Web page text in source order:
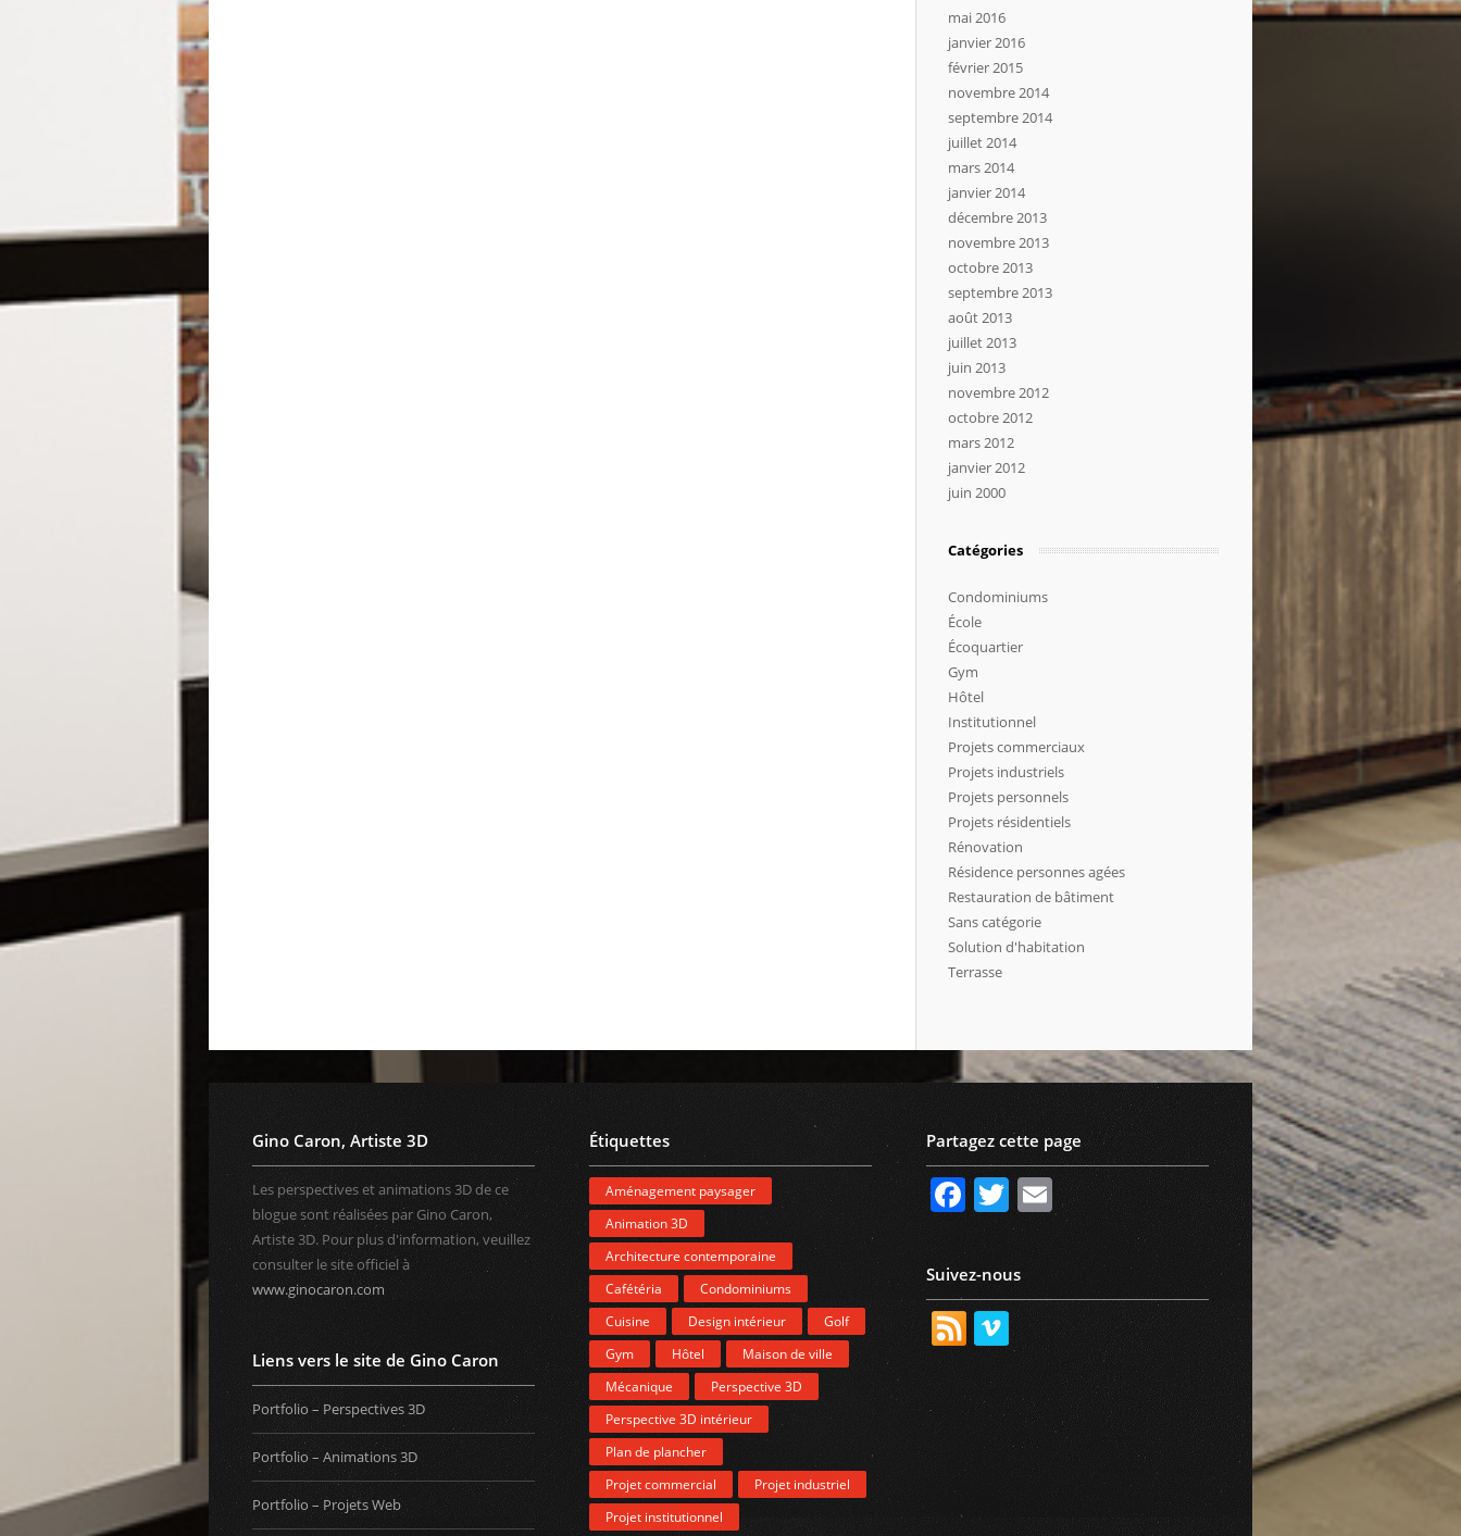
mai 2016
janvier 2016
février 2015
novembre 2014
septembre 2014
juillet 2014
mars 2014
janvier 2014
décembre 2013
novembre 2013
octobre 2013
septembre 2013
août 2013
juillet 2013
juin 2013
novembre 2012
octobre 2012
mars 2012
janvier 2012
juin 2000
Catégories
Condominiums
École
Écoquartier
Gym
Hôtel
Institutionnel
Projets commerciaux
Projets industriels
Projets personnels
Projets résidentiels
Rénovation
Résidence personnes agées
Restauration de bâtiment
Sans catégorie
Solution d'habitation
Terrasse
Gino Caron, Artiste 3D
Les perspectives et animations 3D de ce
blogue sont réalisées par Gino Caron,
Artiste 3D. Pour plus d'information, veuillez
consulter le site officiel à
www.ginocaron.com
Liens vers le site de Gino Caron
Portfolio – Perspectives 3D
Portfolio – Animations 3D
Portfolio – Projets Web
Étiquettes
Aménagement paysager
Animation 3D
Architecture contemporaine
Cafétéria
Condominiums
Cuisine
Design intérieur
Golf
Gym
Hôtel
Maison de ville
Mécanique
Perspective 3D
Perspective 3D intérieur
Plan de plancher
Projet commercial
Projet industriel
Projet institutionnel
Partagez cette page
Facebook
Twitter
Email
Suivez-nous